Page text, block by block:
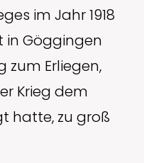
im Jahr 1918
in Göggingen
zum Erliegen,
Krieg dem
hatte, zu groß